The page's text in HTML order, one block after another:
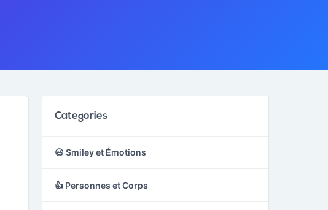
Categories
😃 Smiley et Émotions
👍 Personnes et Corps